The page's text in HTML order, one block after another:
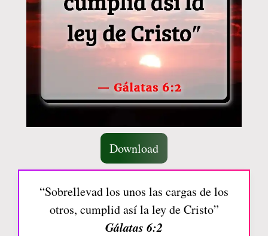
Download
“Sobrellevad los unos las cargas de los
otros, cumplid así la ley de Cristo”
Gálatas 6:2